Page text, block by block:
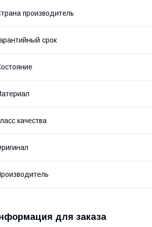
производитель
срок
качества
для заказа